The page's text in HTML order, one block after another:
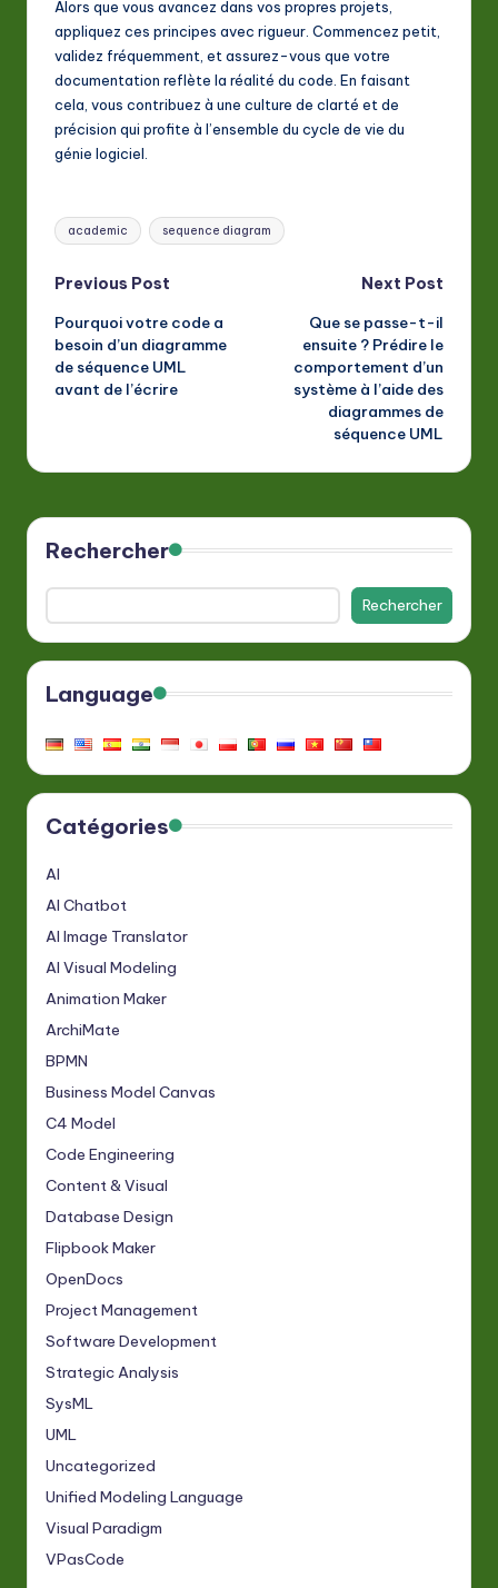
Alors que vous avancez dans vos propres projets,
appliquez ces principes avec rigueur. Commencez petit,
validez fréquemment, et assurez-vous que votre
documentation reflète la réalité du code. En faisant
cela, vous contribuez à une culture de clarté et de
précision qui profite à l’ensemble du cycle de vie du
génie logiciel.
Tags:
academic sequence diagram
Post
navigation
Previous Post
Pourquoi votre code a
besoin d’un diagramme
de séquence UML
avant de l’écrire
Next Post
Que se passe-t-il
ensuite ? Prédire le
comportement d’un
système à l’aide des
diagrammes de
séquence UML
Rechercher
Rechercher
Language
Catégories
AI
AI Chatbot
AI Image Translator
AI Visual Modeling
Animation Maker
ArchiMate
BPMN
Business Model Canvas
C4 Model
Code Engineering
Content & Visual
Database Design
Flipbook Maker
OpenDocs
Project Management
Software Development
Strategic Analysis
SysML
UML
Uncategorized
Unified Modeling Language
Visual Paradigm
VPasCode